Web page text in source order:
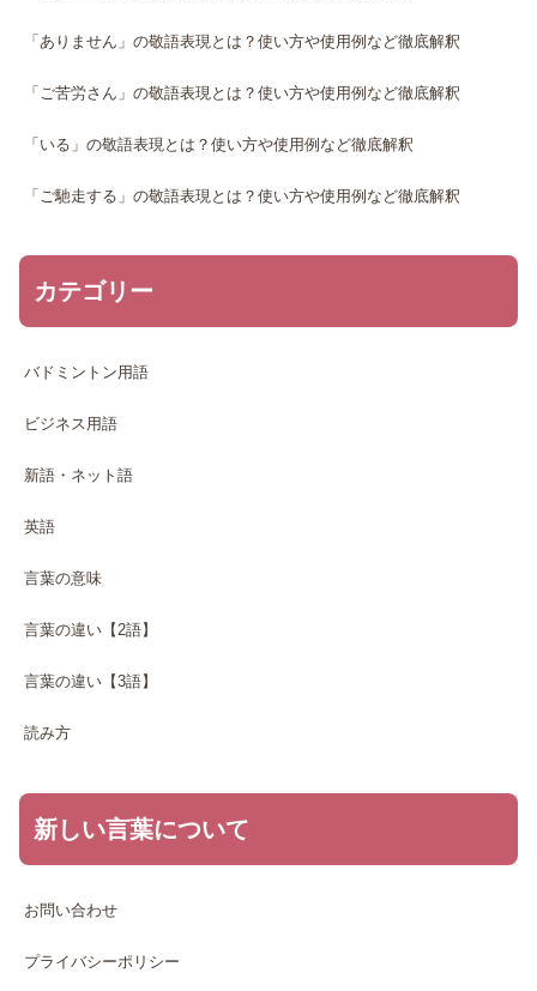
「ありません」の敬語表現とは？使い方や使用例など徹底解釈
「ご苦労さん」の敬語表現とは？使い方や使用例など徹底解釈
「いる」の敬語表現とは？使い方や使用例など徹底解釈
「ご馳走する」の敬語表現とは？使い方や使用例など徹底解釈
カテゴリー
バドミントン用語
ビジネス用語
新語・ネット語
英語
言葉の意味
言葉の違い【2語】
言葉の違い【3語】
読み方
新しい言葉について
お問い合わせ
プライバシーポリシー